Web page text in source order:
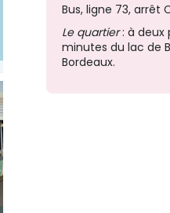
Bus, ligne 73, arrêt
Le quartier: à deux
minutes du lac de
Bordeaux.